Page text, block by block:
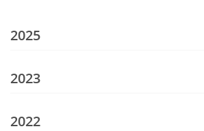
2025
2023
2022